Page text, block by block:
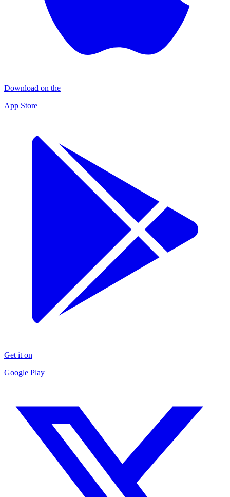
Download on the
App Store
Get it on
Google Play